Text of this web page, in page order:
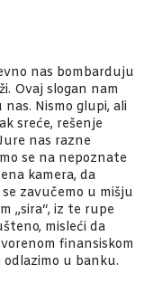
nas bombarduju
Ovaj slogan nam
Nismo glupi, ali
sreće, rešenje
nas razne
se na nepoznate
kamera, da
zavučemo u mišju
„sira“, iz te rupe
misleći da
finansiskom
u banku.